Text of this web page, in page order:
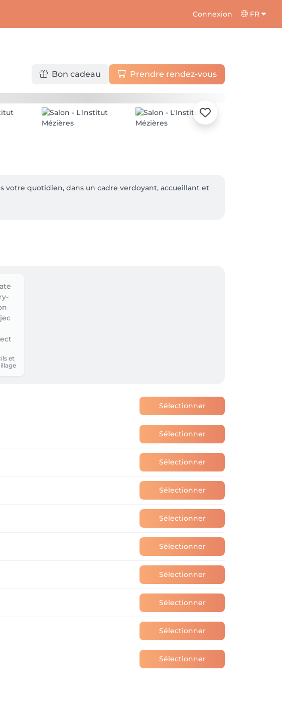
Connexion FR
Bon cadeau Prendre rendez-vous
votre quotidien, dans un cadre verdoyant, accueillant et
et
Sélectionner
Sélectionner
Sélectionner
Sélectionner
Sélectionner
Sélectionner
Sélectionner
Sélectionner
Sélectionner
Sélectionner